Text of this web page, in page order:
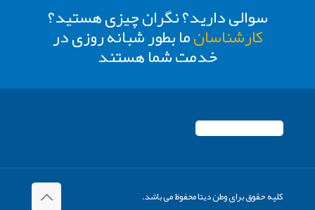
سوالی دارید؟ نگران چیزی هستید؟
کارشناسانما بطور شبانه روزی در
خدمت شما هستند
کلیه حقوق برای وطن دیتا محفوظ می باشد.